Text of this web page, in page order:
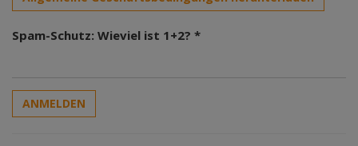
Spam-Schutz: Wieviel ist 1+2? *
ANMELDEN